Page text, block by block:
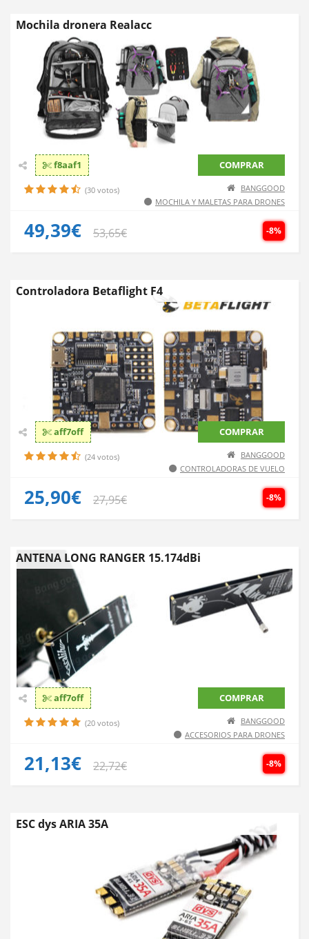
Mochila dronera Realacc
f8aaf1 COMPRAR
(30 votos)
BANGGOOD
MOCHILA Y MALETAS PARA DRONES
-8%
49,39€ 53,65€
Controladora Betaflight F4
aff7off COMPRAR
(24 votos)
BANGGOOD
CONTROLADORAS DE VUELO
-8%
25,90€ 27,95€
ANTENA LONG RANGER 15.174dBi
aff7off COMPRAR
(20 votos)
BANGGOOD
ACCESORIOS PARA DRONES
-8%
21,13€ 22,72€
ESC dys ARIA 35A